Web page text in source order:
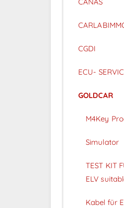
CGDI
ECU-
GOLDCAR
M4Key
Simulator
TEST KIT
ELV
Kabel für